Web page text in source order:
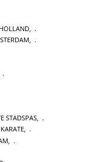
STADSPAS,
KARATE,